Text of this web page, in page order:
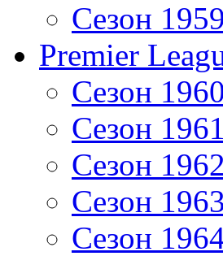
Сезон
Premier
Сезон
Сезон
Сезон
Сезон
Сезон